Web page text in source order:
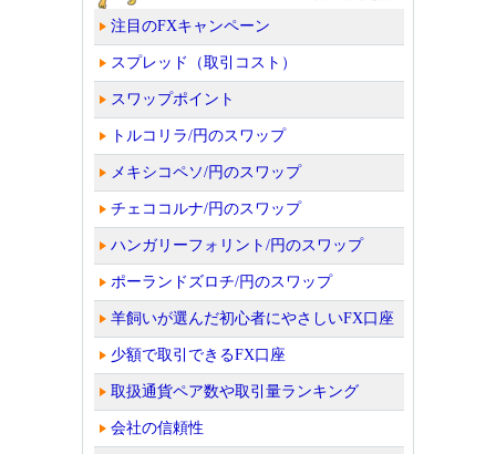
注目のFXキャンペーン
スプレッド（取引コスト）
スワップポイント
トルコリラ/円のスワップ
メキシコペソ/円のスワップ
チェココルナ/円のスワップ
ハンガリーフォリント/円のスワップ
ポーランドズロチ/円のスワップ
羊飼いが選んだ初心者にやさしいFX口座
少額で取引できるFX口座
取扱通貨ペア数や取引量ランキング
会社の信頼性